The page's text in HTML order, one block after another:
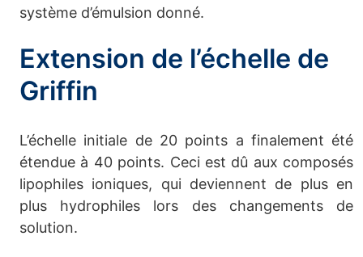
système d’émulsion donné.
Extension de l’échelle de
Griffin
L’échelle initiale de 20 points a finalement été
étendue à 40 points. Ceci est dû aux composés
lipophiles ioniques, qui deviennent de plus en
plus hydrophiles lors des changements de
solution.